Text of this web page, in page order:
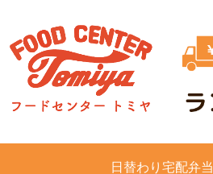
日替わり宅配弁当